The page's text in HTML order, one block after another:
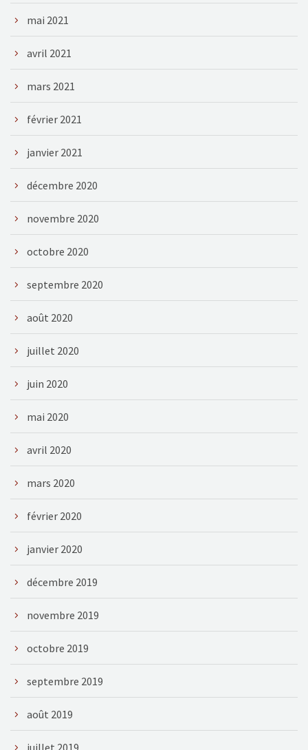
mai 2021
avril 2021
mars 2021
février 2021
janvier 2021
décembre 2020
novembre 2020
octobre 2020
septembre 2020
août 2020
juillet 2020
juin 2020
mai 2020
avril 2020
mars 2020
février 2020
janvier 2020
décembre 2019
novembre 2019
octobre 2019
septembre 2019
août 2019